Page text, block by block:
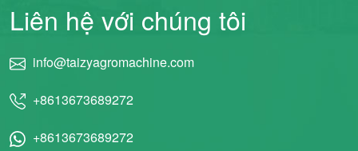
Liên hệ với chúng tôi
info@taizyagromachine.com
+8613673689272
+8613673689272